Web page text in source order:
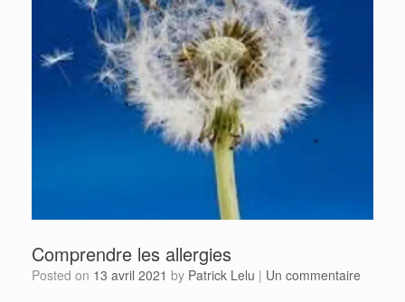
Comprendre les allergies
Posted on 13 avril 2021 by Patrick Lelu | Un commentaire